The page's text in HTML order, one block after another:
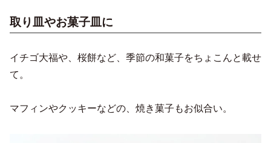
取り皿やお菓子皿に
イチゴ大福や、桜餅など、季節の和菓子をちょこんと載せ
て。
マフィンやクッキーなどの、焼き菓子もお似合い。